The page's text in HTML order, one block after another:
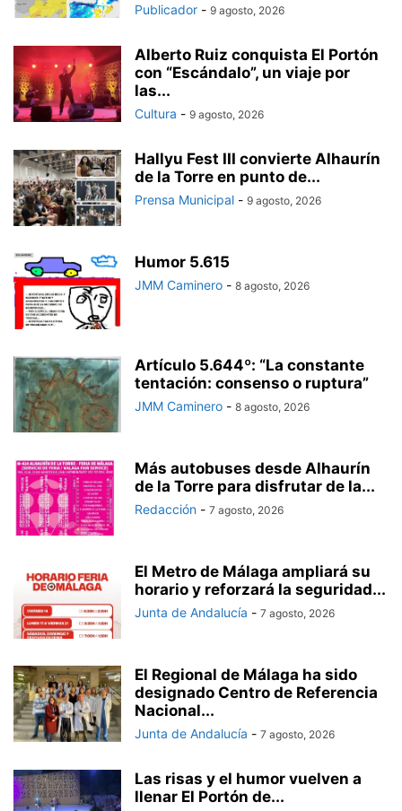
Publicador - 9 agosto, 2026
Alberto Ruiz conquista El Portón
con “Escándalo”, un viaje por
las...
Cultura - 9 agosto, 2026
Hallyu Fest III convierte Alhaurín
de la Torre en punto de...
Prensa Municipal - 9 agosto, 2026
Humor 5.615
JMM Caminero - 8 agosto, 2026
Artículo 5.644º: “La constante
tentación: consenso o ruptura”
JMM Caminero - 8 agosto, 2026
Más autobuses desde Alhaurín
de la Torre para disfrutar de la...
Redacción - 7 agosto, 2026
El Metro de Málaga ampliará su
horario y reforzará la seguridad...
Junta de Andalucía - 7 agosto, 2026
El Regional de Málaga ha sido
designado Centro de Referencia
Nacional...
Junta de Andalucía - 7 agosto, 2026
Las risas y el humor vuelven a
llenar El Portón de...